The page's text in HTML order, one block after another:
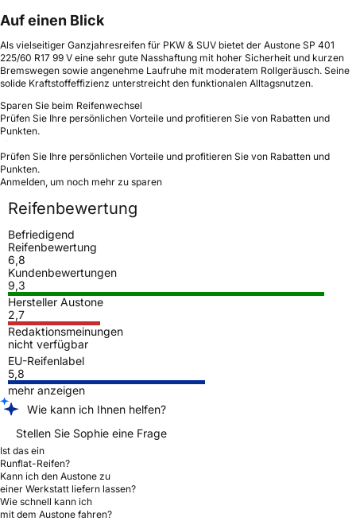
Auf einen Blick
Als vielseitiger Ganzjahresreifen für PKW & SUV bietet der Austone SP 401
225/60 R17 99 V eine sehr gute Nasshaftung mit hoher Sicherheit und kurzen
Bremswegen sowie angenehme Laufruhe mit moderatem Rollgeräusch. Seine
solide Kraftstoffeffizienz unterstreicht den funktionalen Alltagsnutzen.
Sparen Sie beim Reifenwechsel
Prüfen Sie Ihre persönlichen Vorteile und profitieren Sie von Rabatten und
Punkten.
Prüfen Sie Ihre persönlichen Vorteile und profitieren Sie von Rabatten und
Punkten.
Anmelden, um noch mehr zu sparen
Reifenbewertung
Befriedigend
Reifenbewertung
6,8
Kundenbewertungen
9,3
Hersteller Austone
2,7
Redaktionsmeinungen
nicht verfügbar
EU-Reifenlabel
5,8
mehr anzeigen
Wie kann ich Ihnen helfen?
Stellen Sie Sophie eine Frage
Ist das ein
Runflat-Reifen?
Kann ich den Austone zu
einer Werkstatt liefern lassen?
Wie schnell kann ich
mit dem Austone fahren?